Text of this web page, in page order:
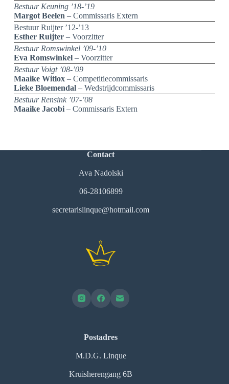
Bestuur Keuning ’18-’19
Margot Beelen – Commissaris Extern
Bestuur Ruijter ’12-’13
Esther Ruijter– Voorzitter
Bestuur Romswinkel ’09-’10
Eva Romswinkel– Voorzitter
Bestuur Voigt ’08-’09
Maaike Witlox– Competitiecommissaris
Lieke Bloemendal– Wedstrijdcommissaris
Bestuur Rensink ’07-’08
Maaike Jacobi– Commissaris Extern
Contact
Ava Nadolski
06-28106899
secretarislinque@hotmail.com
Postadres
M.D.G. Linque
Kruisherengang 6B